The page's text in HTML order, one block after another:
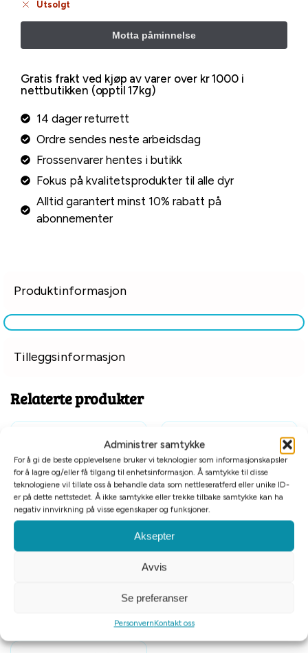
Administrer samtykke
For å gi de beste opplevelsene bruker vi teknologier som informasjonskapsler
for å lagre og/eller få tilgang til enhetsinformasjon. Å samtykke til disse
teknologiene vil tillate oss å behandle data som nettleseratferd eller unike ID-
er på dette nettstedet. Å ikke samtykke eller trekke tilbake samtykke kan ha
negativ innvirkning på visse egenskaper og funksjoner.
Aksepter
Avvis
Se preferanser
PersonvernKontakt oss
Utsolgt
Gratis frakt ved kjøp av varer over kr 1000 i
nettbutikken (opptil 17kg)
14 dager returrett
Ordre sendes neste arbeidsdag
Frossenvarer hentes i butikk
Fokus på kvalitetsprodukter til alle dyr
Alltid garantert minst 10% rabatt på
abonnementer
Produktinformasjon
Tilleggsinformasjon
Relaterte produkter